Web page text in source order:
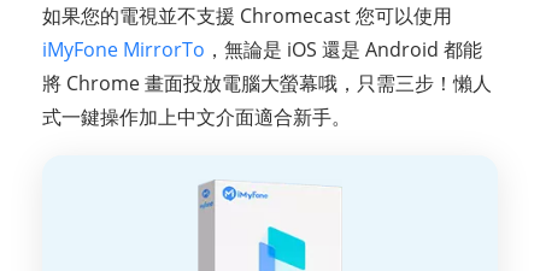
如果您的電視並不支援 Chromecast 您可以使用
iMyFone MirrorTo ，無論是 iOS 還是 Android 都能
將 Chrome 畫面投放電腦大螢幕哦，只需三步！懶人
式一鍵操作加上中文介面適合新手。